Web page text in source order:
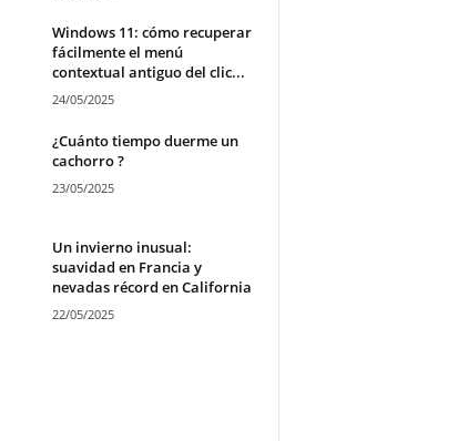
Windows 11: cómo recuperar
fácilmente el menú
contextual antiguo del clic...
24/05/2025
¿Cuánto tiempo duerme un
cachorro ?
23/05/2025
Un invierno inusual:
suavidad en Francia y
nevadas récord en California
22/05/2025